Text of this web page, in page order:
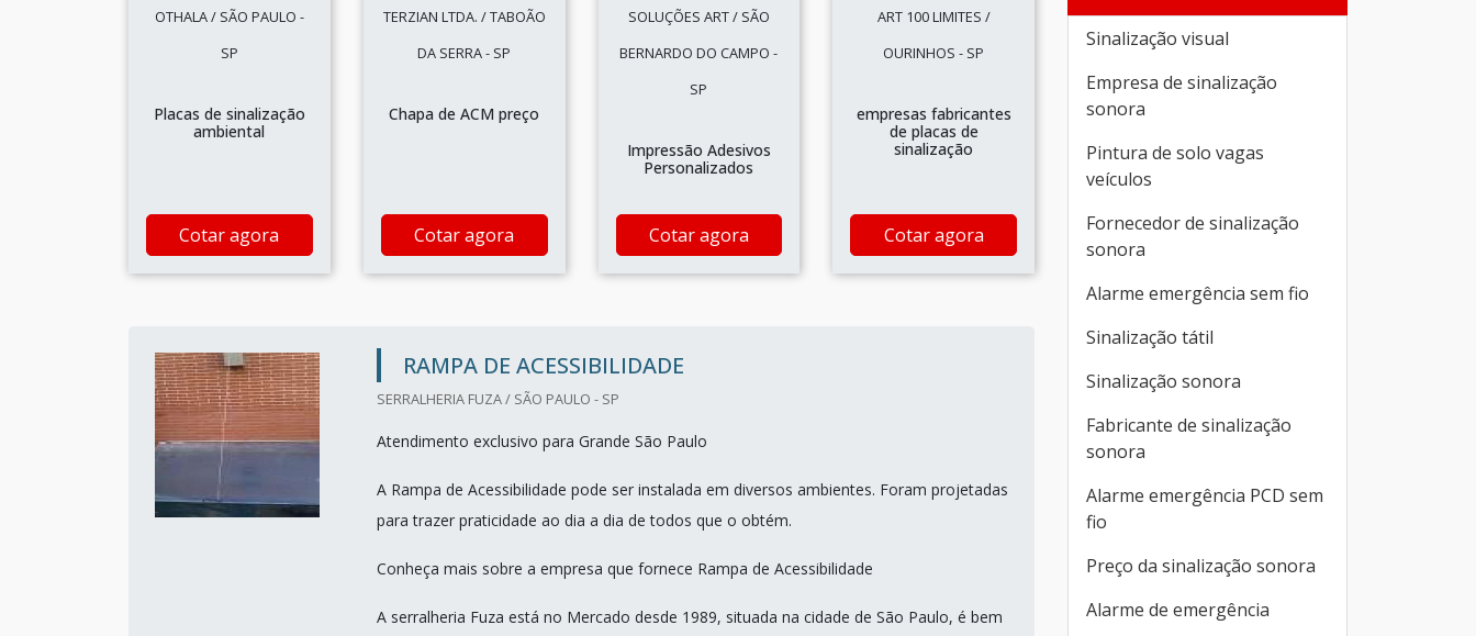
OTHALA / SÃO PAULO -
SP
Placas de sinalização
ambiental
Cotar agora
TERZIAN LTDA. / TABOÃO
DA SERRA - SP
Chapa de ACM preço
Cotar agora
SOLUÇÕES ART / SÃO
BERNARDO DO CAMPO -
SP
Impressão Adesivos
Personalizados
Cotar agora
ART 100 LIMITES /
OURINHOS - SP
empresas fabricantes
de placas de
sinalização
Cotar agora
RAMPA DE ACESSIBILIDADE
SERRALHERIA FUZA / SÃO PAULO - SP
Atendimento exclusivo para Grande São Paulo
A Rampa de Acessibilidade pode ser instalada em diversos ambientes. Foram projetadas
para trazer praticidade ao dia a dia de todos que o obtém.
Conheça mais sobre a empresa que fornece Rampa de Acessibilidade
A serralheria Fuza está no Mercado desde 1989, situada na cidade de São Paulo, é bem
Sinalização visual
Empresa de sinalização
sonora
Pintura de solo vagas
veículos
Fornecedor de sinalização
sonora
Alarme emergência sem fio
Sinalização tátil
Sinalização sonora
Fabricante de sinalização
sonora
Alarme emergência PCD sem
fio
Preço da sinalização sonora
Alarme de emergência